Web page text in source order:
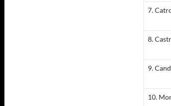
7.
8.
9.
10.